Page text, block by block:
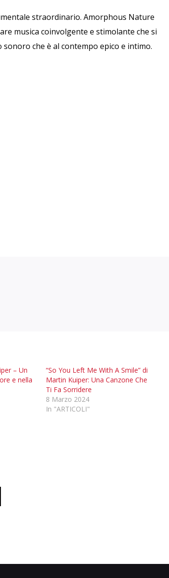
straordinario. Amorphous Nature
musica coinvolgente e stimolante che si
che è al contempo epico e intimo.
– Un
e nella
“So You Left Me With A Smile” di
Martin Kuiper: Una Canzone Che
Ti Fa Sorridere
8 Marzo 2024
In "ARTICOLI"